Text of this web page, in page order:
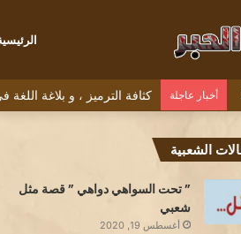
أخبار عاجلة كثافة الترميز ، و بلاغة
الشعبية
” تحت السواهي دواهي ” قصة مثل
شعبي
أغسطس 19, 2020